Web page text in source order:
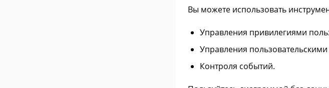
Вы можете использовать
Управления привилегиями
Управления
Контроля событий.